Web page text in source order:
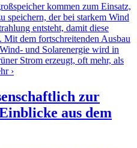
kommen zum Einsatz,
speichern, der bei starkem Wind
entsteht, damit diese
dem fortschreitenden Ausbau
und Solarenergie wird in
Strom erzeugt, oft mehr, als
›
zur
aus dem